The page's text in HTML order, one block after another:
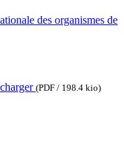
des organismes de
(PDF / 198.4 kio)